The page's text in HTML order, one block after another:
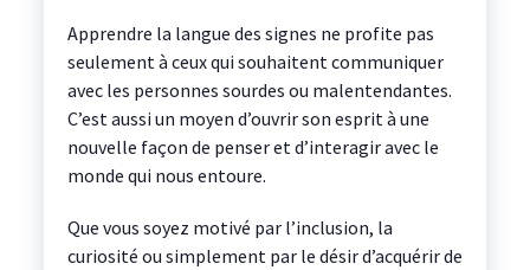
Apprendre la langue des signes ne profite pas
seulement à ceux qui souhaitent communiquer
avec les personnes sourdes ou malentendantes.
C’est aussi un moyen d’ouvrir son esprit à une
nouvelle façon de penser et d’interagir avec le
monde qui nous entoure.
Que vous soyez motivé par l’inclusion, la
curiosité ou simplement par le désir d’acquérir de